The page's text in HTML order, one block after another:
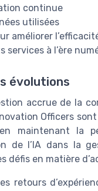
continue
utilisées
améliorer
services à l’ère
évolutions
accrue de la
Officers
maintenant la
de l’IA dans la
défis en matière
retours